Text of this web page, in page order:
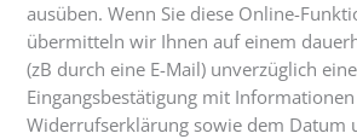
ausüben. Wenn Sie diese Online-
übermitteln wir Ihnen auf einem
(zB durch eine E-Mail) unverzüglich eine
Eingangsbestätigung mit
Widerrufserklärung sowie dem Datum